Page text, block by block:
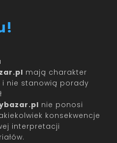
mają charakter
i nie stanowią porady
nie ponosi
konsekwencje
interpretacji